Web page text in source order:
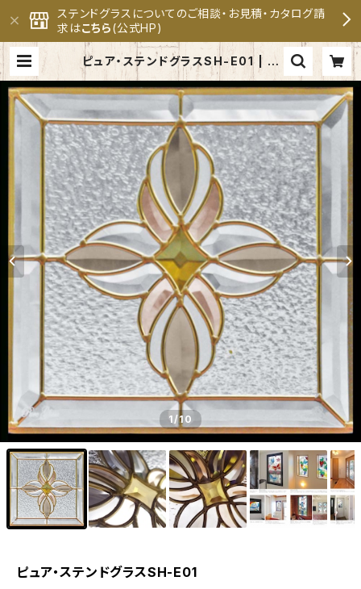
ステンドグラスについてのご相談・お見積・カタログ請
求はこちら(公式HP)
ピュア・ステンドグラスSH-E01 | セ
ブンホーム ステンドグラス専門メー
カー 公式オンラインショップ
1/10
ピュア・ステンドグラスSH-E01